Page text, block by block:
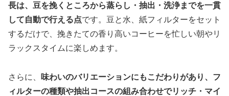
長は、豆を挽くところから蒸らし・抽出・洗浄までを一貫
して自動で行える点です。豆と水、紙フィルターをセット
するだけで、挽きたての香り高いコーヒーを忙しい朝やリ
ラックスタイムに楽しめます。
さらに、
味わいのバリエーションにもこだわりがあり、フ
ィルターの種類や抽出コースの組み合わせでリッチ・マイ